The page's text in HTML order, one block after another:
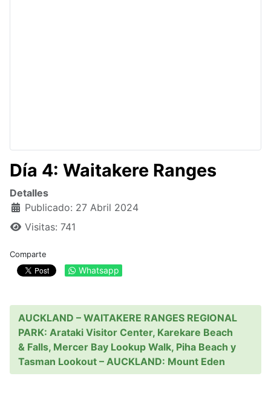
Día 4: Waitakere Ranges
Detalles
Publicado: 27 Abril 2024
Visitas: 741
Comparte
Whatsapp
AUCKLAND – WAITAKERE RANGES REGIONAL
PARK: Arataki Visitor Center, Karekare Beach
& Falls, Mercer Bay Lookup Walk, Piha Beach y
Tasman Lookout – AUCKLAND: Mount Eden